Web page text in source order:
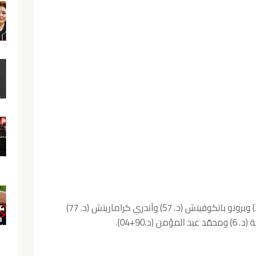
أهداف كرواتيا جاءت بإمضاء كلّ من نيكولا فلازيتش (د. 21) وبرونو باتكوفيتش (د. 57) وآندري كراماريتش (د. 77)